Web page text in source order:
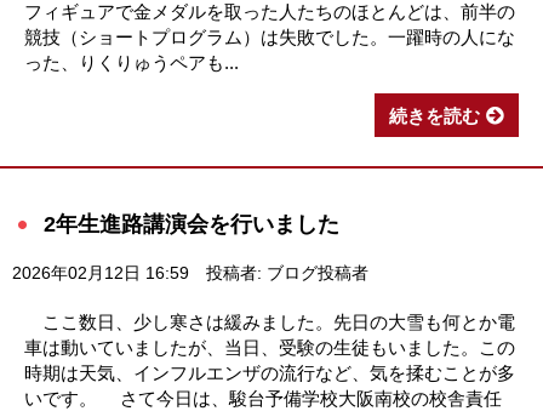
フィギュアで金メダルを取った人たちのほとんどは、前半の
競技（ショートプログラム）は失敗でした。一躍時の人にな
った、りくりゅうペアも...
続きを読む
2年生進路講演会を行いました
2026年02月12日 16:59 投稿者: ブログ投稿者
ここ数日、少し寒さは緩みました。先日の大雪も何とか電
車は動いていましたが、当日、受験の生徒もいました。この
時期は天気、インフルエンザの流行など、気を揉むことが多
いです。 さて今日は、駿台予備学校大阪南校の校舎責任